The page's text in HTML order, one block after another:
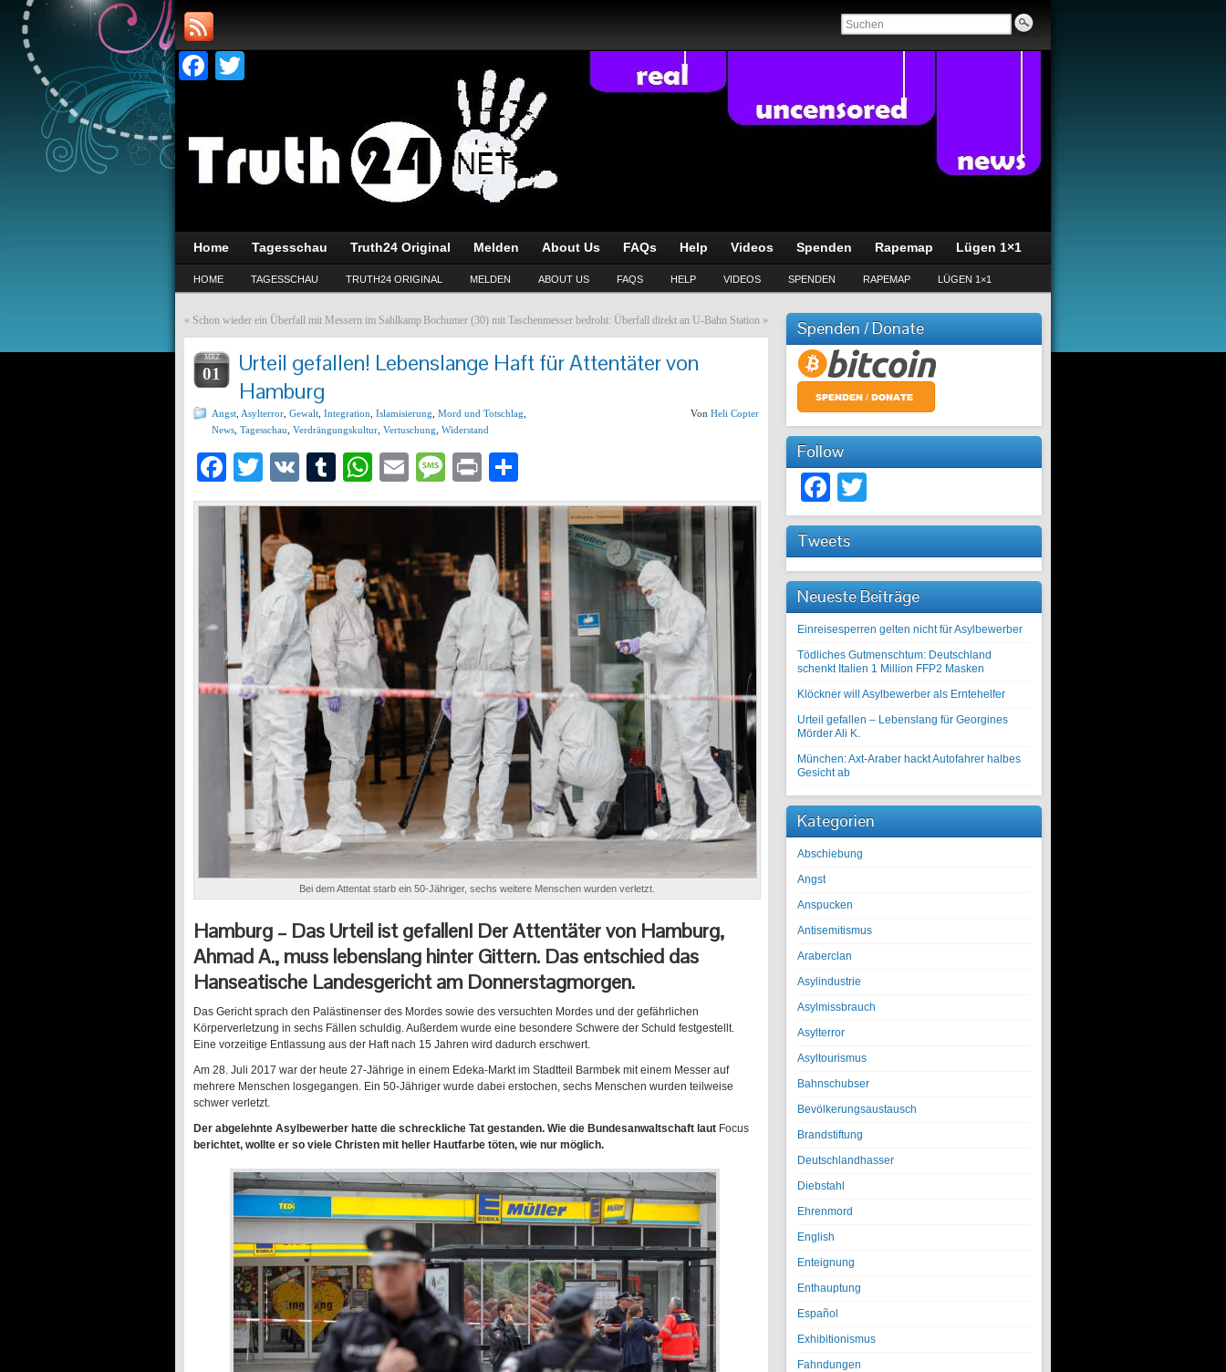
Facebook
Home Tagesschau Truth24 Original Melden About Us FAQs Help Videos Spenden Rapemap Lügen 1×1
HOME TAGESSCHAU TRUTH24 ORIGINAL MELDEN ABOUT US FAQS HELP VIDEOS SPENDEN RAPEMAP LÜGEN 1×1
« Schon wieder ein Überfall mit Messern im Sahlkamp Bochumer (30) mit Taschenmesser bedroht: Überfall direkt an U-Bahn Station »
MRZ
01
Urteil gefallen! Lebenslange Haft für Attentäter von
Hamburg
Angst Asylterror Gewalt Integration Islamisierung Mord und Totschlag
News Tagesschau Verdrängungskultur Vertuschung Widerstand
Von Heli Copter
Facebook
Twitter
VK Tumblr
WhatsApp
EmailMessage
Print
Bei dem Attentat starb ein 50-Jähriger, sechs weitere Menschen wurden verletzt.
Hamburg – Das Urteil ist gefallen! Der Attentäter von Hamburg,
Ahmad A., muss lebenslang hinter Gittern. Das entschied das
Hanseatische Landesgericht am Donnerstagmorgen.
Das Gericht sprach den Palästinenser des Mordes sowie des versuchten Mordes und der gefährlichen
Körperverletzung in sechs Fällen schuldig. Außerdem wurde eine besondere Schwere der Schuld festgestellt.
Eine vorzeitige Entlassung aus der Haft nach 15 Jahren wird dadurch erschwert.
Am 28. Juli 2017 war der heute 27-Jährige in einem Edeka-Markt im Stadtteil Barmbek mit einem Messer auf
mehrere Menschen losgegangen. Ein 50-Jähriger wurde dabei erstochen, sechs Menschen wurden teilweise
schwer verletzt.
Der abgelehnte Asylbewerber hatte die schreckliche Tat gestanden. Wie die Bundesanwaltschaft laut Focus
berichtet, wollte er so viele Christen mit heller Hautfarbe töten, wie nur möglich.
Spenden / Donate
Follow
Facebook
Tweets
Neueste Beiträge
Einreisesperren gelten nicht für Asylbewerber
Tödliches Gutmenschtum: Deutschland
schenkt Italien 1 Million FFP2 Masken
Klöckner will Asylbewerber als Erntehelfer
Urteil gefallen – Lebenslang für Georgines
Mörder Ali K.
München: Axt-Araber hackt Autofahrer halbes
Gesicht ab
Kategorien
Abschiebung
Angst
Anspucken
Antisemitismus
Araberclan
Asylindustrie
Asylmissbrauch
Asylterror
Asyltourismus
Bahnschubser
Bevölkerungsaustausch
Brandstiftung
Deutschlandhasser
Diebstahl
Ehrenmord
English
Enteignung
Enthauptung
Español
Exhibitionismus
Fahndungen